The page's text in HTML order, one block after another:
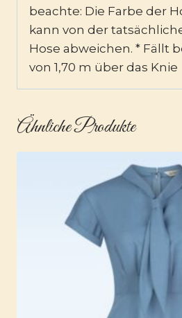
beachte: Die Farbe der
kann von der
Hose abweichen. * Fällt
von 1,70 m über das Knie
Ähnliche Produkte